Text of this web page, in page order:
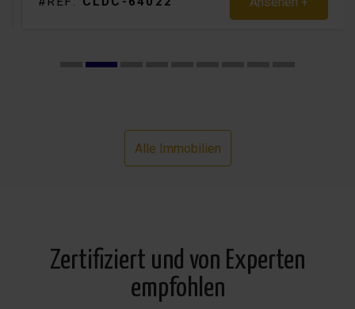
Alle Immobilien
Zertifiziert und von Experten
empfohlen